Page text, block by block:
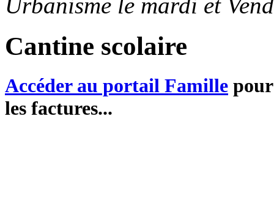
Cantine scolaire
Accéder au portail Famille
les factures...